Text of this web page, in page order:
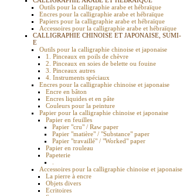
Outils pour la calligraphie arabe et hébraïque
Encres pour la calligraphie arabe et hébraïque
Papiers pour la calligraphie arabe et hébraïque
Accessoires pour la calligraphie arabe et hébraïque
CALLIGRAPHIE CHINOISE ET JAPONAISE, SUMI-
E
Outils pour la calligraphie chinoise et japonaise
1. Pinceaux en poils de chèvre
2. Pinceaux en soies de belette ou fouine
3. Pinceaux autres
4. Instruments spéciaux
Encres pour la calligraphie chinoise et japonaise
Encre en bâton
Encres liquides et en pâte
Couleurs pour la peinture
Papier pour la calligraphie chinoise et japonaise
Papier en feuilles
Papier "cru" / Raw paper
Papier "matière" / "Substance" paper
Papier "travaillé" / "Worked" paper
Papier en rouleau
Papeterie
Accessoires pour la calligraphie chinoise et japonaise
La pierre à encre
Objets divers
Ecritoires